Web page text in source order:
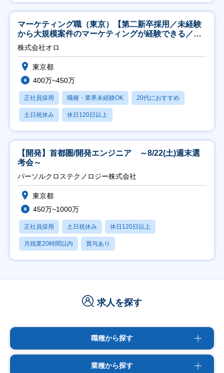
マーケティング職（東京）【第二新卒採用／未経験
から大規模案件のマーケティングが経験できる／研
修充実】
株式会社オロ
東京都
400万~450万
正社員採用 職種・業界未経験OK 20代におすすめ
土日祝休み 休日120日以上
【開発】首都圏/開発エンジニア ～8/22(土)週末選
考会～
パーソルクロステクノロジー株式会社
東京都
450万~1000万
正社員採用 土日祝休み 休日120日以上
月残業20時間以内 賞与あり
求人を探す
職種から探す
業種から探す